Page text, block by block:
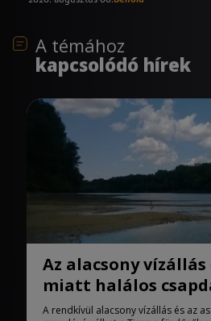
A témához
kapcsolódó hírek
Az alacsony vízállás
miatt halálos
Tisza
A rendkívül alacsony vízállás és az